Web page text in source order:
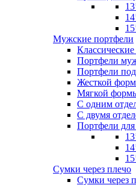
Мужские портфели
Портфели
Портфели
Жесткой
Мягкой
С одним
С двумя
Портфели для
Сумки через плечо
Сумки через